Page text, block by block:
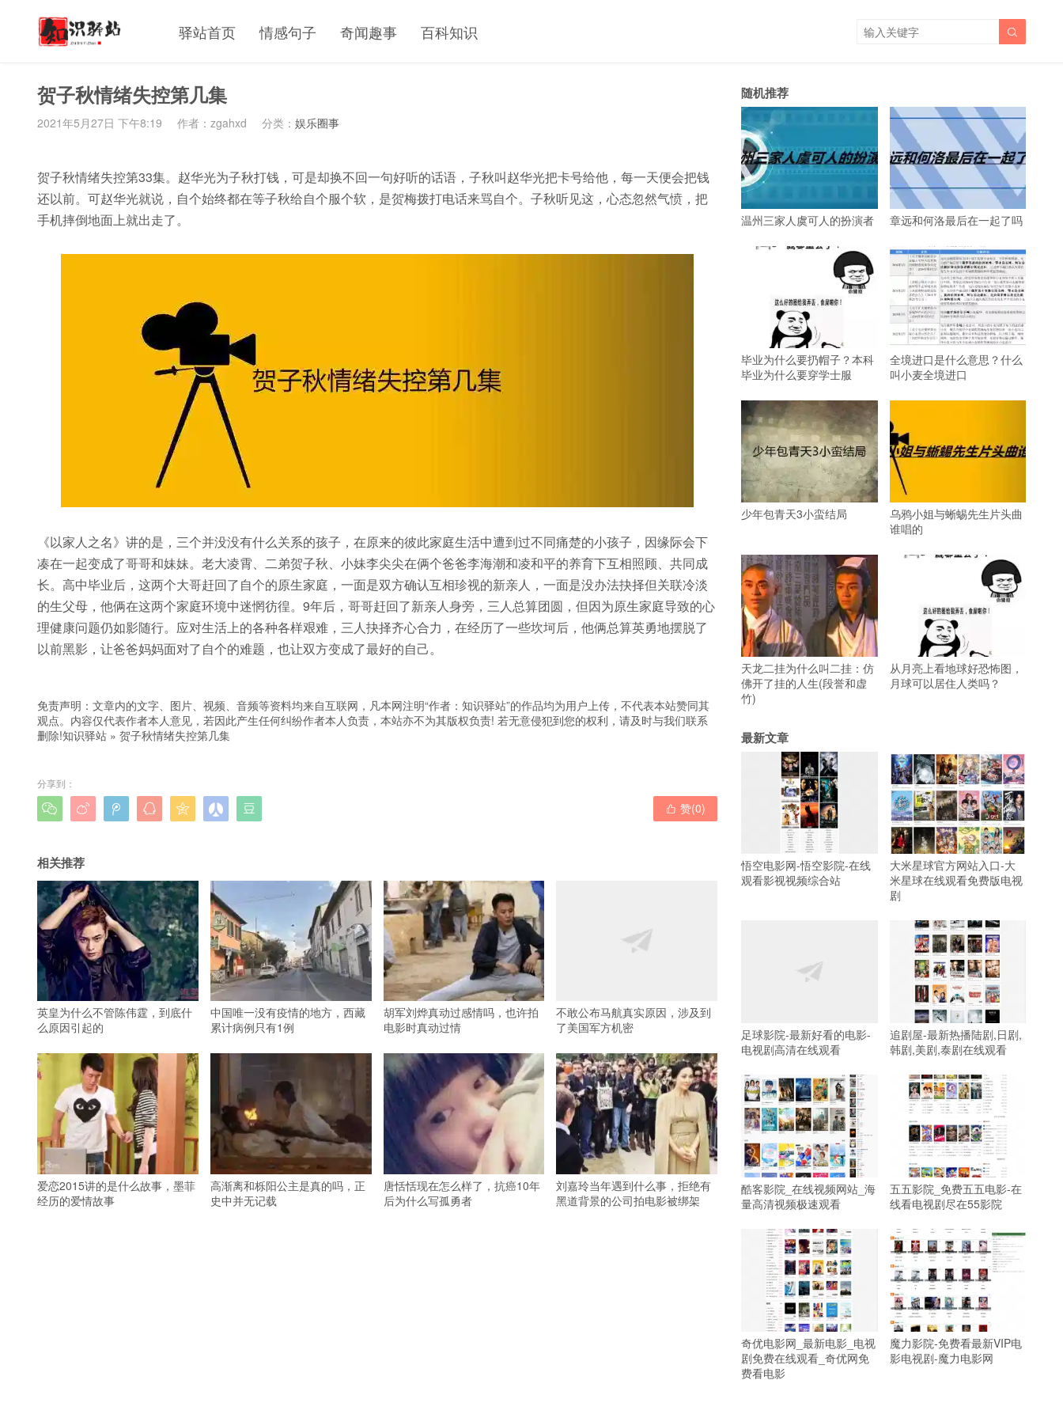
驿站首页 情感句子 奇闻趣事 百科知识 
贺子秋情绪失控第几集
2021年5月27日 下午8:19 作者：zgahxd 分类： 娱乐圈事
贺子秋情绪失控第33集。赵华光为子秋打钱，可是却换不回一句好听的话语，子秋叫赵华光把卡号给他，每一天便会把钱
还以前。可赵华光就说，自个始终都在等子秋给自个服个软，是贺梅拨打电话来骂自个。子秋听见这，心态忽然气愤，把
手机摔倒地面上就出走了。
《以家人之名》讲的是，三个并没没有什么关系的孩子，在原来的彼此家庭生活中遭到过不同痛楚的小孩子，因缘际会下
凑在一起变成了哥哥和妹妹。老大凌霄、二弟贺子秋、小妹李尖尖在俩个爸爸李海潮和凌和平的养育下互相照顾、共同成
长。高中毕业后，这两个大哥赶回了自个的原生家庭，一面是双方确认互相珍视的新亲人，一面是没办法抉择但关联冷淡
的生父母，他俩在这两个家庭环境中迷惘彷徨。9年后，哥哥赶回了新亲人身旁，三人总算团圆，但因为原生家庭导致的心
理健康问题仍如影随行。应对生活上的各种各样艰难，三人抉择齐心合力，在经历了一些坎坷后，他俩总算英勇地摆脱了
以前黑影，让爸爸妈妈面对了自个的难题，也让双方变成了最好的自己。
免责声明：文章内的文字、图片、视频、音频等资料均来自互联网，凡本网注明“作者：知识驿站”的作品均为用户上传，不代表本站赞同其
观点。内容仅代表作者本人意见，若因此产生任何纠纷作者本人负责，本站亦不为其版权负责! 若无意侵犯到您的权利，请及时与我们联系
删除!知识驿站 » 贺子秋情绪失控第几集
分享到：
        赞(0)
相关推荐
英皇为什么不管陈伟霆，到底什
么原因引起的
中国唯一没有疫情的地方，西藏
累计病例只有1例
胡军刘烨真动过感情吗，也许拍
电影时真动过情
不敢公布马航真实原因，涉及到
了美国军方机密
爱恋2015讲的是什么故事，墨菲
经历的爱情故事
高渐离和栎阳公主是真的吗，正
史中并无记载
唐恬恬现在怎么样了，抗癌10年
后为什么写孤勇者
刘嘉玲当年遇到什么事，拒绝有
黑道背景的公司拍电影被绑架
随机推荐
温州三家人虞可人的扮演者 章远和何洛最后在一起了吗
毕业为什么要扔帽子？本科
毕业为什么要穿学士服
全境进口是什么意思？什么
叫小麦全境进口
少年包青天3小蛮结局
乌鸦小姐与蜥蜴先生片头曲
谁唱的
天龙二挂为什么叫二挂：仿
佛开了挂的人生(段誉和虚
竹)
从月亮上看地球好恐怖图，
月球可以居住人类吗？
最新文章
悟空电影网-悟空影院-在线
观看影视视频综合站
大米星球官方网站入口-大
米星球在线观看免费版电视
剧
足球影院-最新好看的电影-
电视剧高清在线观看
追剧屋-最新热播陆剧,日剧,
韩剧,美剧,泰剧在线观看
酷客影院_在线视频网站_海
量高清视频极速观看
五五影院_免费五五电影-在
线看电视剧尽在55影院
奇优电影网_最新电影_电视
剧免费在线观看_奇优网免
费看电影
魔力影院-免费看最新VIP电
影电视剧-魔力电影网